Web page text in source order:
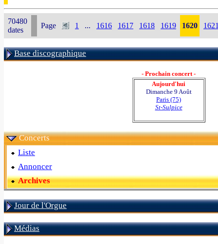
70480
dates
Page 1 ... 1616 1617 1618 1619 1620
Base discographique
- Prochain concert -
Aujourd'hui
Dimanche 9 Août
Paris (75)
St-Sulpice
Concerts
Liste
Annoncer
Archives
Jour de l'Orgue
Médias